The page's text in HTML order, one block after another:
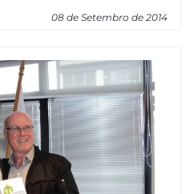
08 de Setembro de 2014